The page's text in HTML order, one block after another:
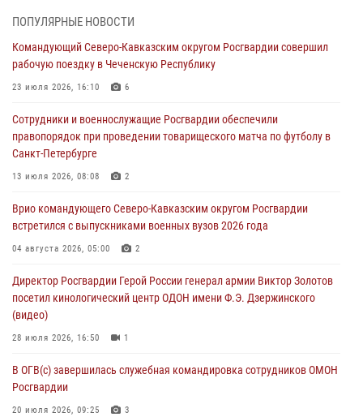
Росгвардии по служебно-боевой стрельбе
07 августа 2026, 07:45
Кубани
07 августа 2026, 06:49
В Саранске росгвардейцы приняли участие в 25‑летии канонизации
07 августа 2026, 06:15 7
Росгвардейцы оказали адресную помощь жителям Луганской
07 августа 2026, 05:00
ПОПУЛЯРНЫЕ НОВОСТИ
Командующий Северо-Кавказским округом Росгвардии совершил
рабочую поездку в Чеченскую Республику
23 июля 2026, 16:10 6
Сотрудники и военнослужащие Росгвардии обеспечили
правопорядок при проведении товарищеского матча по футболу в
Санкт-Петербурге
13 июля 2026, 08:08 2
Врио командующего Северо-Кавказским округом Росгвардии
встретился с выпускниками военных вузов 2026 года
04 августа 2026, 05:00 2
Директор Росгвардии Герой России генерал армии Виктор Золотов
посетил кинологический центр ОДОН имени Ф.Э. Дзержинского
(видео)
28 июля 2026, 16:50 1
В ОГВ(с) завершилась служебная командировка сотрудников ОМОН
Росгвардии
20 июля 2026, 09:25 3